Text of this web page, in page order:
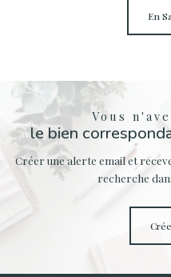
En
Vous
le bien
Créer une alerte email et
recherche